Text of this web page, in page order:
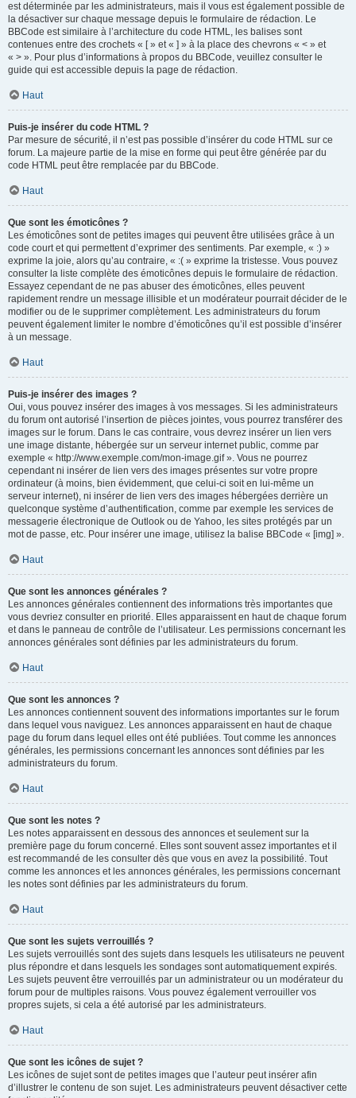
est déterminée par les administrateurs, mais il vous est également possible de
la désactiver sur chaque message depuis le formulaire de rédaction. Le
BBCode est similaire à l’architecture du code HTML, les balises sont
contenues entre des crochets « [ » et « ] » à la place des chevrons « < » et
« > ». Pour plus d’informations à propos du BBCode, veuillez consulter le
guide qui est accessible depuis la page de rédaction.
Haut
Puis-je insérer du code HTML ?
Par mesure de sécurité, il n’est pas possible d’insérer du code HTML sur ce
forum. La majeure partie de la mise en forme qui peut être générée par du
code HTML peut être remplacée par du BBCode.
Haut
Que sont les émoticônes ?
Les émoticônes sont de petites images qui peuvent être utilisées grâce à un
code court et qui permettent d’exprimer des sentiments. Par exemple, « :) »
exprime la joie, alors qu’au contraire, « :( » exprime la tristesse. Vous pouvez
consulter la liste complète des émoticônes depuis le formulaire de rédaction.
Essayez cependant de ne pas abuser des émoticônes, elles peuvent
rapidement rendre un message illisible et un modérateur pourrait décider de le
modifier ou de le supprimer complètement. Les administrateurs du forum
peuvent également limiter le nombre d’émoticônes qu’il est possible d’insérer
à un message.
Haut
Puis-je insérer des images ?
Oui, vous pouvez insérer des images à vos messages. Si les administrateurs
du forum ont autorisé l’insertion de pièces jointes, vous pourrez transférer des
images sur le forum. Dans le cas contraire, vous devrez insérer un lien vers
une image distante, hébergée sur un serveur internet public, comme par
exemple « http://www.exemple.com/mon-image.gif ». Vous ne pourrez
cependant ni insérer de lien vers des images présentes sur votre propre
ordinateur (à moins, bien évidemment, que celui-ci soit en lui-même un
serveur internet), ni insérer de lien vers des images hébergées derrière un
quelconque système d’authentification, comme par exemple les services de
messagerie électronique de Outlook ou de Yahoo, les sites protégés par un
mot de passe, etc. Pour insérer une image, utilisez la balise BBCode « [img] ».
Haut
Que sont les annonces générales ?
Les annonces générales contiennent des informations très importantes que
vous devriez consulter en priorité. Elles apparaissent en haut de chaque forum
et dans le panneau de contrôle de l’utilisateur. Les permissions concernant les
annonces générales sont définies par les administrateurs du forum.
Haut
Que sont les annonces ?
Les annonces contiennent souvent des informations importantes sur le forum
dans lequel vous naviguez. Les annonces apparaissent en haut de chaque
page du forum dans lequel elles ont été publiées. Tout comme les annonces
générales, les permissions concernant les annonces sont définies par les
administrateurs du forum.
Haut
Que sont les notes ?
Les notes apparaissent en dessous des annonces et seulement sur la
première page du forum concerné. Elles sont souvent assez importantes et il
est recommandé de les consulter dès que vous en avez la possibilité. Tout
comme les annonces et les annonces générales, les permissions concernant
les notes sont définies par les administrateurs du forum.
Haut
Que sont les sujets verrouillés ?
Les sujets verrouillés sont des sujets dans lesquels les utilisateurs ne peuvent
plus répondre et dans lesquels les sondages sont automatiquement expirés.
Les sujets peuvent être verrouillés par un administrateur ou un modérateur du
forum pour de multiples raisons. Vous pouvez également verrouiller vos
propres sujets, si cela a été autorisé par les administrateurs.
Haut
Que sont les icônes de sujet ?
Les icônes de sujet sont de petites images que l’auteur peut insérer afin
d’illustrer le contenu de son sujet. Les administrateurs peuvent désactiver cette